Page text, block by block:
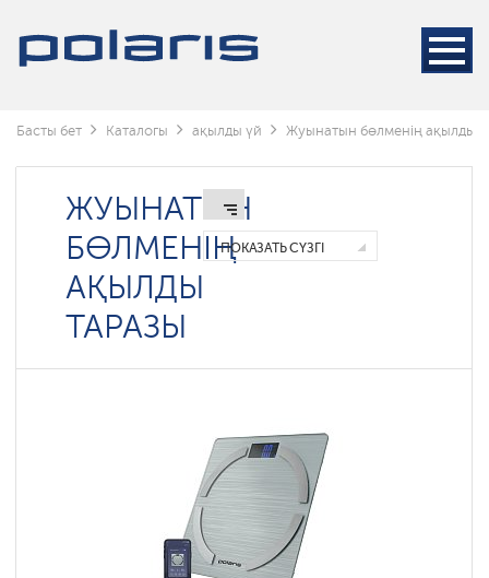
Басты бет Каталогы ақылды үй Жуынатын бөлменің ақылды
ЖУЫНАТЫН
БӨЛМЕНІҢ
АҚЫЛДЫ
ТАРАЗЫ
ПОКАЗАТЬ СҮЗГІ